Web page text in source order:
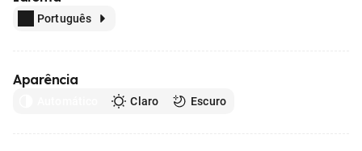
Português
Aparência
Claro Escuro